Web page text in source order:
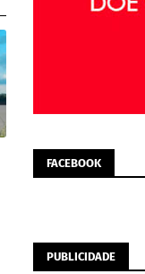
FACEBOOK
PUBLICIDADE